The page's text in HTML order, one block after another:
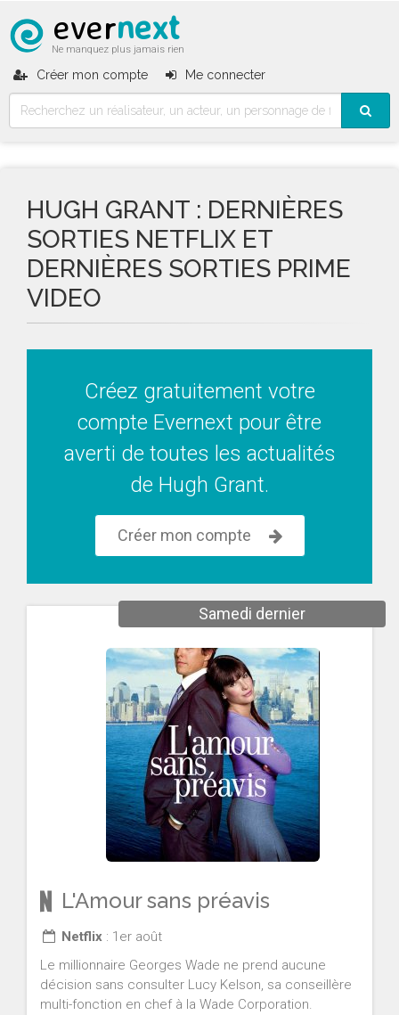
evernext
Ne manquez plus jamais rien
Créer mon compte Me connecter
HUGH GRANT : DERNIÈRES
SORTIES NETFLIX ET
DERNIÈRES SORTIES PRIME
VIDEO
Créez gratuitement votre
compte Evernext pour être
averti de toutes les actualités
de Hugh Grant.
Créer mon compte
Samedi dernier
L'Amour sans préavis
Netflix : 1er août
Le millionnaire Georges Wade ne prend aucune
décision sans consulter Lucy Kelson, sa conseillère
multi-fonction en chef à la Wade Corporation.